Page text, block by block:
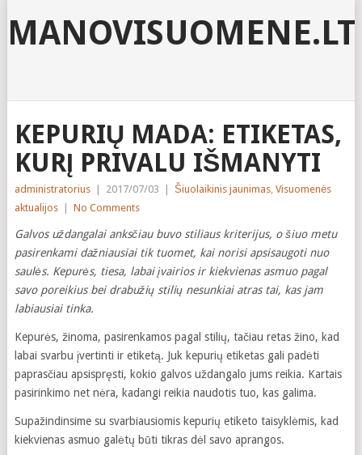
MANOVISUOMENE.LT
KEPURIŲ MADA: ETIKETAS,
KURĮ PRIVALU IŠMANYTI
administratorius 2017/07/03 Šiuolaikinis jaunimas, Visuomenės
aktualijos
No Comments
Galvos uždangalai anksčiau buvo stiliaus kriterijus, o šiuo metu
pasirenkami dažniausiai tik tuomet, kai norisi apsisaugoti nuo
saulės. Kepurės, tiesa, labai įvairios ir kiekvienas asmuo pagal
savo poreikius bei drabužių stilių nesunkiai atras tai, kas jam
labiausiai tinka.
Kepurės, žinoma, pasirenkamos pagal stilių, tačiau retas žino, kad
labai svarbu įvertinti ir etiketą. Juk kepurių etiketas gali padėti
paprasčiau apsispręsti, kokio galvos uždangalo jums reikia. Kartais
pasirinkimo net nėra, kadangi reikia naudotis tuo, kas galima.
Supažindinsime su svarbiausiomis kepurių etiketo taisyklėmis, kad
kiekvienas asmuo galėtų būti tikras dėl savo aprangos.